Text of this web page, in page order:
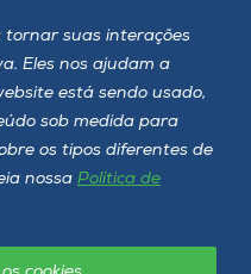
tornar suas interações
Eles nos ajudam a
está sendo usado,
sob medida para
os tipos diferentes de
nossa Política de